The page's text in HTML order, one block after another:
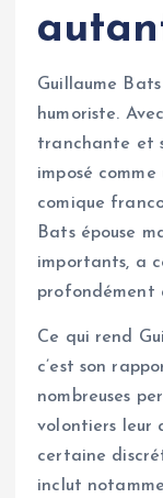
Guillaume
humoriste.
tranchante et
imposé
comique
Bats épouse
importants, a
Ce qui rend
c’est son
nombreuses
volontiers leur
certaine
inclut